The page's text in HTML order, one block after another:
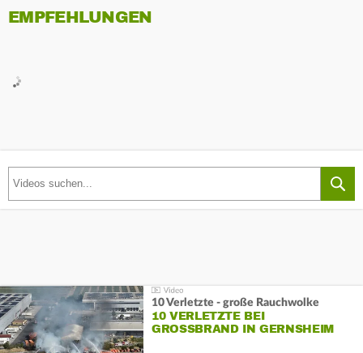
EMPFEHLUNGEN
10 Verletzte - große Rauchwolke
10 VERLETZTE BEI
GROSSBRAND IN GERNSHEIM